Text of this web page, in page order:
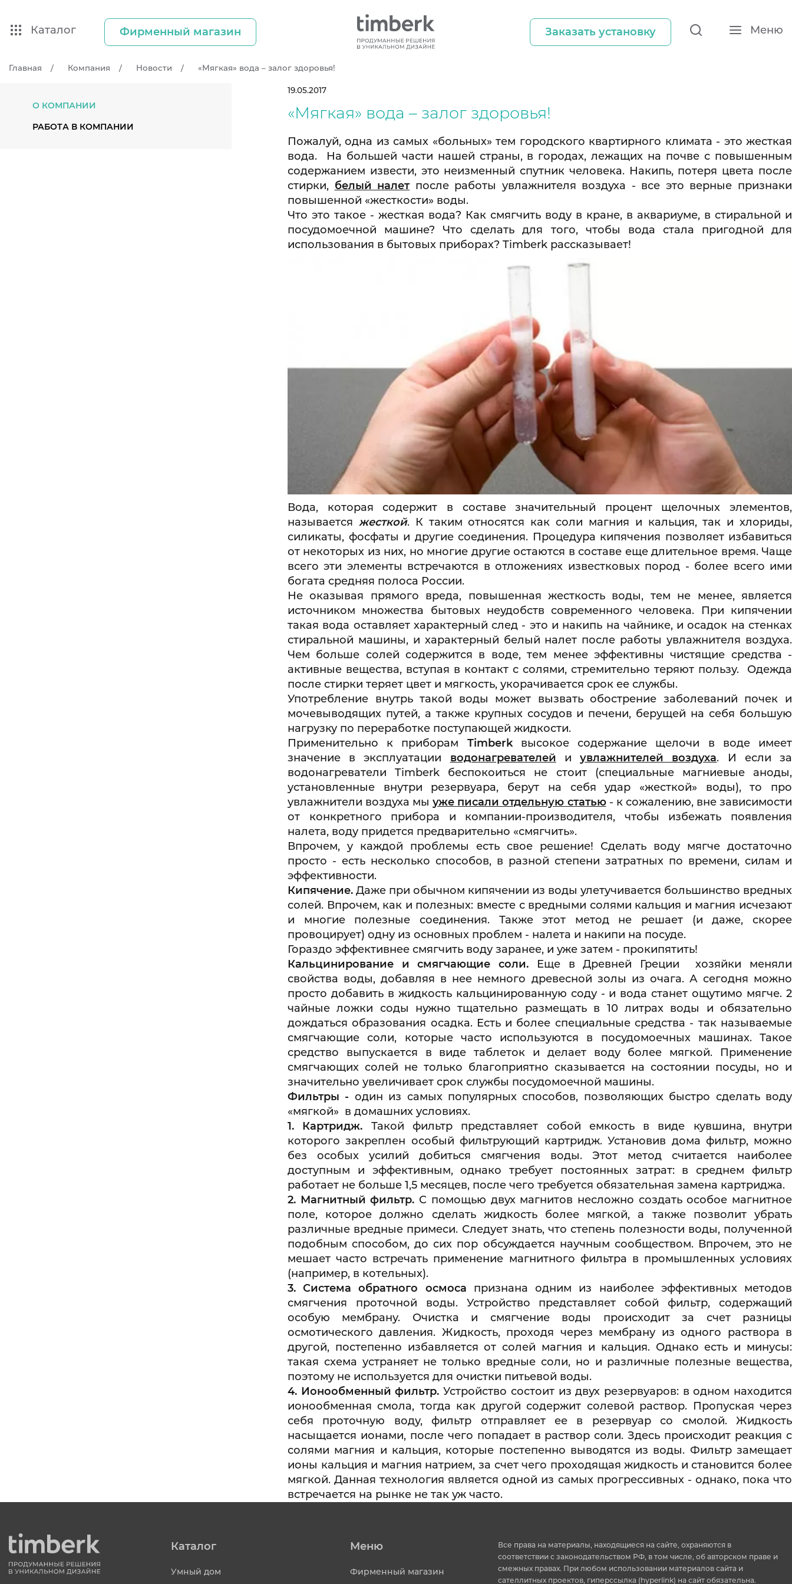
Каталог Фирменный магазин Заказать установку Меню
Главная Компания Новости «Мягкая» вода – залог здоровья!
О КОМПАНИИ
РАБОТА В КОМПАНИИ
19.05.2017
«Мягкая» вода – залог здоровья!
Пожалуй, одна из самых «больных» тем городского квартирного климата - это жесткая
вода. На большей части нашей страны, в городах, лежащих на почве с повышенным
содержанием извести, это неизменный спутник человека. Накипь, потеря цвета после
стирки, белый налетпосле работы увлажнителя воздуха - все это верные признаки
повышенной «жесткости» воды.
Что это такое - жесткая вода? Как смягчить воду в кране, в аквариуме, в стиральной и
посудомоечной машине? Что сделать для того, чтобы вода стала пригодной для
использования в бытовых приборах? Timberk рассказывает!
Вода, которая содержит в составе значительный процент щелочных элементов,
называется жесткой. К таким относятся как соли магния и кальция, так и хлориды,
силикаты, фосфаты и другие соединения. Процедура кипячения позволяет избавиться
от некоторых из них, но многие другие остаются в составе еще длительное время. Чаще
всего эти элементы встречаются в отложениях известковых пород - более всего ими
богата средняя полоса России.
Не оказывая прямого вреда, повышенная жесткость воды, тем не менее, является
источником множества бытовых неудобств современного человека. При кипячении
такая вода оставляет характерный след - это и накипь на чайнике, и осадок на стенках
стиральной машины, и характерный белый налет после работы увлажнителя воздуха.
Чем больше солей содержится в воде, тем менее эффективны чистящие средства -
активные вещества, вступая в контакт с солями, стремительно теряют пользу. Одежда
после стирки теряет цвет и мягкость, укорачивается срок ее службы.
Употребление внутрь такой воды может вызвать обострение заболеваний почек и
мочевыводящих путей, а также крупных сосудов и печени, берущей на себя большую
нагрузку по переработке поступающей жидкости.
Применительно к приборам Timberkвысокое содержание щелочи в воде имеет
значение в эксплуатации водонагревателей иувлажнителей воздуха. И если за
водонагреватели Timberk беспокоиться не стоит (специальные магниевые аноды,
установленные внутри резервуара, берут на себя удар «жесткой» воды), то про
увлажнители воздуха мыуже писали отдельную статью- к сожалению, вне зависимости
от конкретного прибора и компании-производителя, чтобы избежать появления
налета, воду придется предварительно «смягчить».
Впрочем, у каждой проблемы есть свое решение! Сделать воду мягче достаточно
просто - есть несколько способов, в разной степени затратных по времени, силам и
эффективности.
Кипячение. Даже при обычном кипячении из воды улетучивается большинство вредных
солей. Впрочем, как и полезных: вместе с вредными солями кальция и магния исчезают
и многие полезные соединения. Также этот метод не решает (и даже, скорее
провоцирует) одну из основных проблем - налета и накипи на посуде.
Гораздо эффективнее смягчить воду заранее, и уже затем - прокипятить!
Кальцинирование и смягчающие соли. Еще в Древней Греции хозяйки меняли
свойства воды, добавляя в нее немного древесной золы из очага. А сегодня можно
просто добавить в жидкость кальцинированную соду - и вода станет ощутимо мягче. 2
чайные ложки соды нужно тщательно размещать в 10 литрах воды и обязательно
дождаться образования осадка. Есть и более специальные средства - так называемые
смягчающие соли, которые часто используются в посудомоечных машинах. Такое
средство выпускается в виде таблеток и делает воду более мягкой. Применение
смягчающих солей не только благоприятно сказывается на состоянии посуды, но и
значительно увеличивает срок службы посудомоечной машины.
Фильтры - один из самых популярных способов, позволяющих быстро сделать воду
«мягкой» в домашних условиях.
1. Картридж. Такой фильтр представляет собой емкость в виде кувшина, внутри
которого закреплен особый фильтрующий картридж. Установив дома фильтр, можно
без особых усилий добиться смягчения воды. Этот метод считается наиболее
доступным и эффективным, однако требует постоянных затрат: в среднем фильтр
работает не больше 1,5 месяцев, после чего требуется обязательная замена картриджа.
2. Магнитный фильтр. С помощью двух магнитов несложно создать особое магнитное
поле, которое должно сделать жидкость более мягкой, а также позволит убрать
различные вредные примеси. Следует знать, что степень полезности воды, полученной
подобным способом, до сих пор обсуждается научным сообществом. Впрочем, это не
мешает часто встречать применение магнитного фильтра в промышленных условиях
(например, в котельных).
3.Система обратного осмоса признана одним из наиболее эффективных методов
смягчения проточной воды. Устройство представляет собой фильтр, содержащий
особую мембрану. Очистка и смягчение воды происходит за счет разницы
осмотического давления. Жидкость, проходя через мембрану из одного раствора в
другой, постепенно избавляется от солей магния и кальция. Однако есть и минусы:
такая схема устраняет не только вредные соли, но и различные полезные вещества,
поэтому не используется для очистки питьевой воды.
4. Ионообменный фильтр.Устройство состоит из двух резервуаров: в одном находится
ионообменная смола, тогда как другой содержит солевой раствор. Пропуская через
себя проточную воду, фильтр отправляет ее в резервуар со смолой. Жидкость
насыщается ионами, после чего попадает в раствор соли. Здесь происходит реакция с
солями магния и кальция, которые постепенно выводятся из воды. Фильтр замещает
ионы кальция и магния натрием, за счет чего проходящая жидкость и становится более
мягкой. Данная технология является одной из самых прогрессивных - однако, пока что
встречается на рынке не так уж часто.
Каталог
Умный дом
Меню
Фирменный магазин
Все права на материалы, находящиеся на сайте, охраняются в
соответствии с законодательством РФ, в том числе, об авторском праве и
смежных правах. При любом использовании материалов сайта и
сателлитных проектов, гиперссылка (hyperlink) на сайт обязательна.